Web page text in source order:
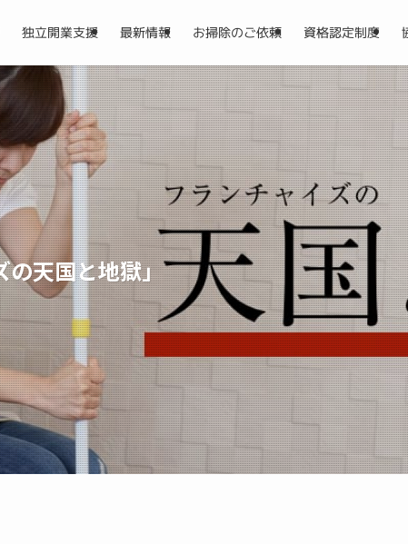
独立開業支援 最新情報 お掃除のご依頼 資格認定制度
の天国と地獄」